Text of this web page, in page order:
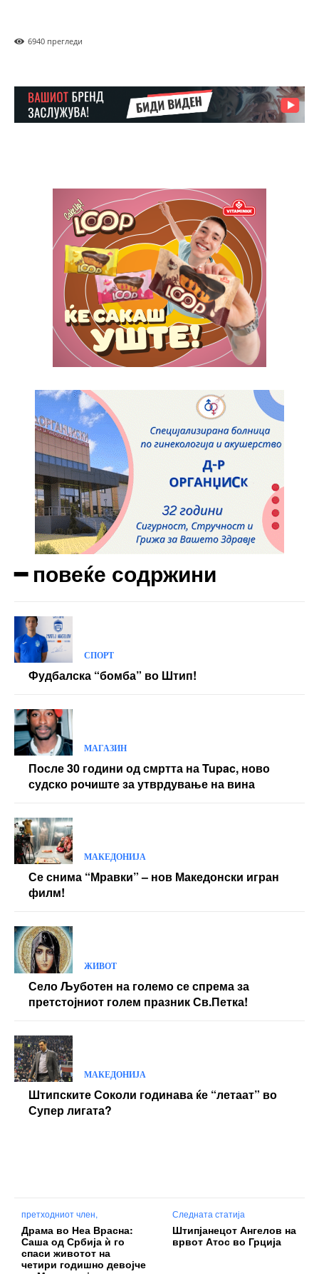
6940 прегледи
━ повеќе содржини
СПОРТ
Фудбалска “бомба” во Штип!
МАГАЗИН
После 30 години од смртта на Tupac, ново
судско рочиште за утврдување на вина
МАКЕДОНИЈА
Се снима “Мравки” – нов Македонски игран
филм!
ЖИВОТ
Село Љуботен на големо се спрема за
претстојниот голем празник Св.Петка!
МАКЕДОНИЈА
Штипските Соколи годинава ќе “летаат” во
Супер лигата?
претходниот член,
Драма во Неа Врасна:
Саша од Србија ѝ го
спаси животот на
четири годишно девојче
Следната статија
Штипјанецот Ангелов на
врвот Атос во Грција